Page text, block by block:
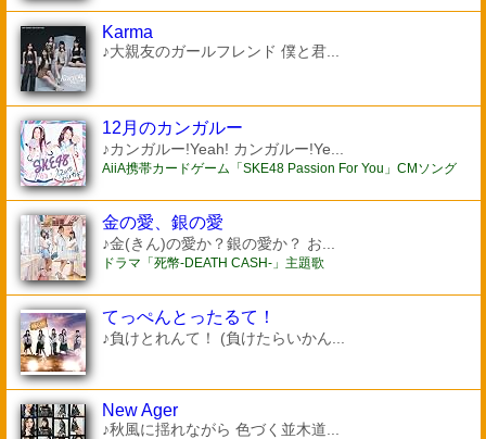
Karma
♪大親友のガールフレンド 僕と君...
12月のカンガルー
♪カンガルー!Yeah! カンガルー!Ye...
AiiA携帯カードゲーム「SKE48 Passion For You」CMソング
金の愛、銀の愛
♪金(きん)の愛か？銀の愛か？ お...
ドラマ「死幣-DEATH CASH-」主題歌
てっぺんとったるて！
♪負けとれんて！ (負けたらいかん...
New Ager
♪秋風に揺れながら 色づく並木道...